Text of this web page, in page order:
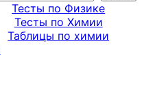
Тесты по Физике
Тесты по Химии
Таблицы по химии